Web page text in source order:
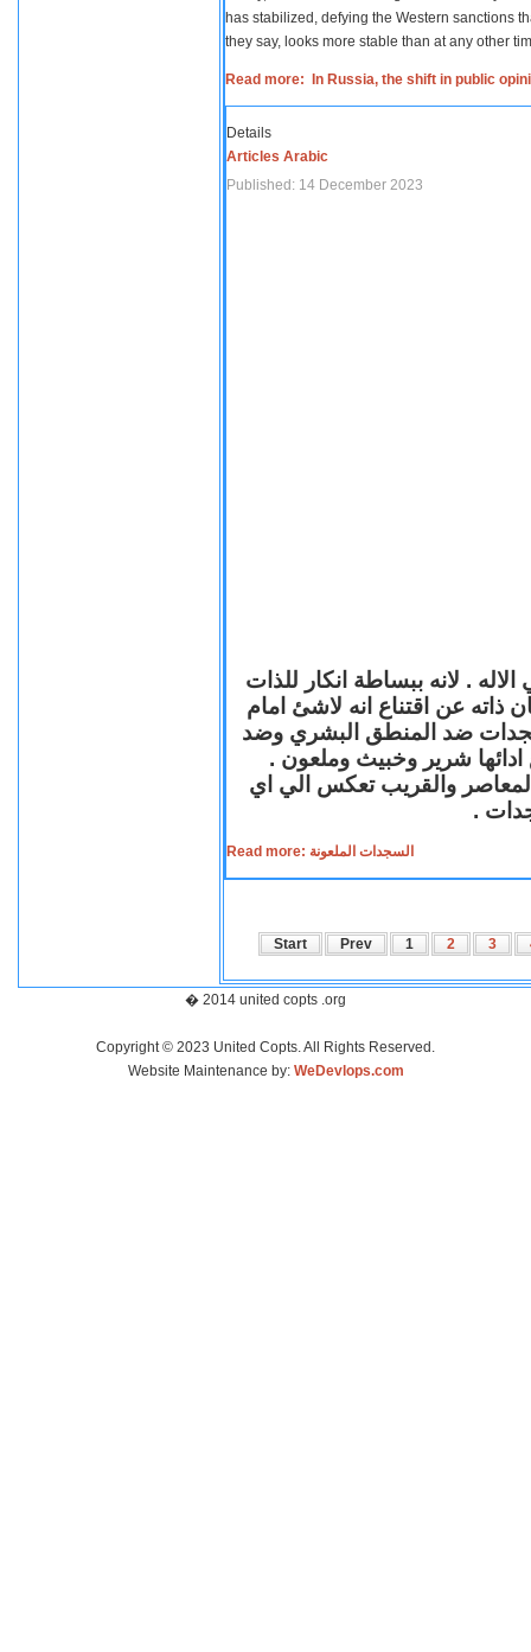
has stabilized, defying the Western sanctions
they say, looks more stable than at any other
Read more: In Russia, the shift in public
Details
Articles Arabic
Published: 14 December 2023
. لانه ببساطة انكار للذات
ذاته عن اقتناع انه لاشئ امام
ضد المنطق البشري وضد
ادائها شرير وخبيث وملعون .
المعاصر والقريب تعكس الي اي
.
Read more: السجدات الملعونة
Start Prev 1 2 3
� 2014 united copts .org
Copyright © 2023 United Copts. All Rights Reserved.
Website Maintenance by: WeDevlops.com